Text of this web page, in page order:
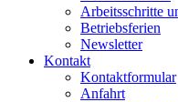
Arbeitsschritte
Betriebsferien
Newsletter
Kontakt
Kontaktformular
Anfahrt